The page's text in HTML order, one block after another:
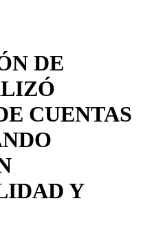
DE
CUENTAS
Y